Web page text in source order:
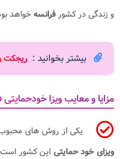
و زندگی در کشورفرانسهخواهد
بیشتر بخوانید : ریجکت
مزایا و معایب ویزا خودحمایتی
یکی از روش های
ویزای خود حمایتی این کشور است